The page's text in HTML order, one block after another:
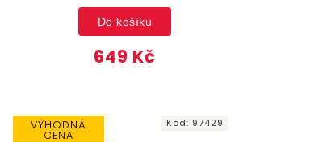
649 Kč
Do košíku
VÝHODNÁ
CENA
Kód: 97429